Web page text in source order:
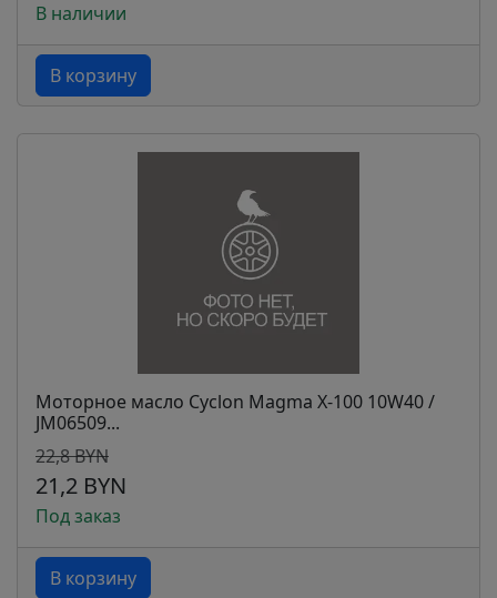
В наличии
В корзину
Моторное масло Cyclon Magma X-100 10W40 /
JM06509...
22,8 BYN
21,2 BYN
Под заказ
В корзину